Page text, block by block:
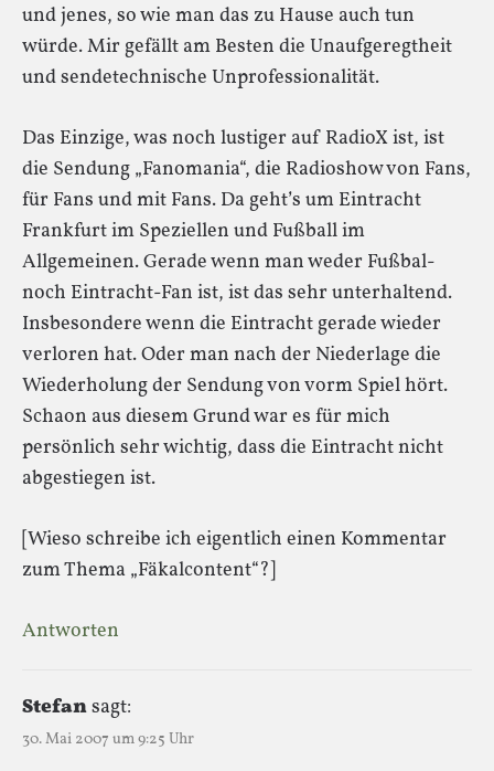
und jenes, so wie man das zu Hause auch tun
würde. Mir gefällt am Besten die Unaufgeregtheit
und sendetechnische Unprofessionalität.
Das Einzige, was noch lustiger auf RadioX ist, ist
die Sendung „Fanomania“, die Radioshow von Fans,
für Fans und mit Fans. Da geht’s um Eintracht
Frankfurt im Speziellen und Fußball im
Allgemeinen. Gerade wenn man weder Fußbal-
noch Eintracht-Fan ist, ist das sehr unterhaltend.
Insbesondere wenn die Eintracht gerade wieder
verloren hat. Oder man nach der Niederlage die
Wiederholung der Sendung von vorm Spiel hört.
Schaon aus diesem Grund war es für mich
persönlich sehr wichtig, dass die Eintracht nicht
abgestiegen ist.
[Wieso schreibe ich eigentlich einen Kommentar
zum Thema „Fäkalcontent“?]
Antworten
Stefansagt:
30. Mai 2007 um 9:25 Uhr